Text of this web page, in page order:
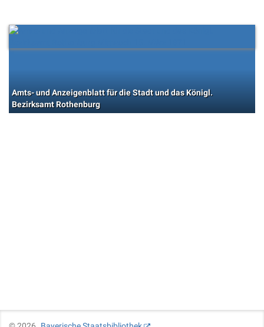
Amts- und Anzeigenblatt für die Stadt und das Königl.
Bezirksamt Rothenburg